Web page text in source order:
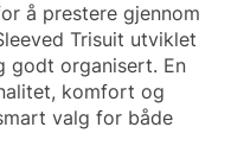
å prestere gjennom
Trisuit utviklet
godt organisert. En
komfort og
valg for både